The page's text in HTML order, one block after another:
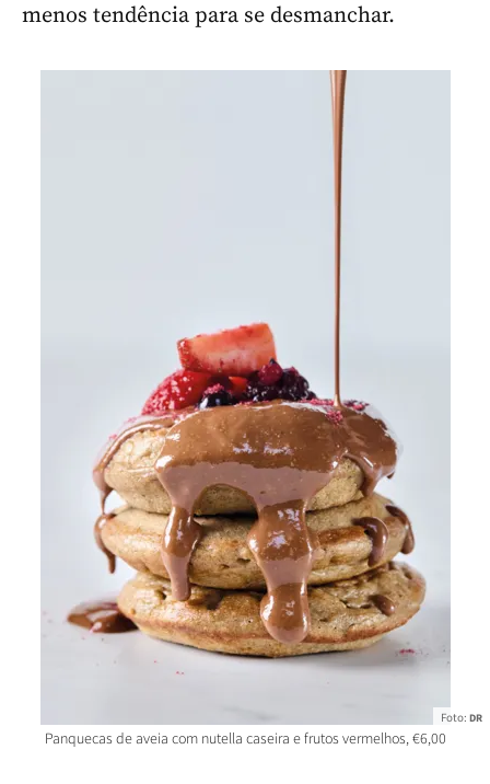
menos tendência para se desmanchar.
Panquecas de aveia com nutella caseira e frutos vermelhos, €6,00
Foto: DR